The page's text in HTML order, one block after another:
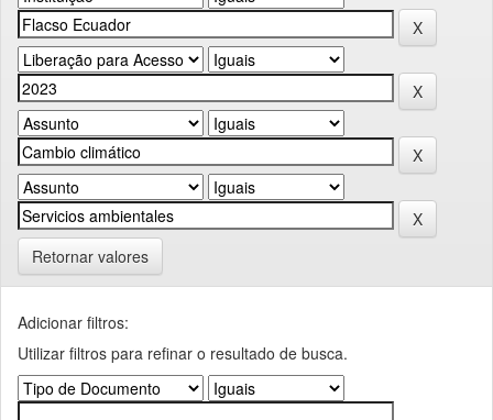
Retornar valores
Adicionar filtros:
Utilizar filtros para refinar o resultado de busca.